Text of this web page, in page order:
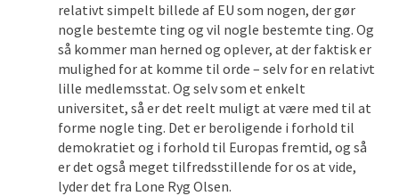
relativt simpelt billede af EU som nogen, der gør
nogle bestemte ting og vil nogle bestemte ting. Og
så kommer man herned og oplever, at der faktisk er
mulighed for at komme til orde – selv for en relativt
lille medlemsstat. Og selv som et enkelt
universitet, så er det reelt muligt at være med til at
forme nogle ting. Det er beroligende i forhold til
demokratiet og i forhold til Europas fremtid, og så
er det også meget tilfredsstillende for os at vide,
lyder det fra Lone Ryg Olsen.